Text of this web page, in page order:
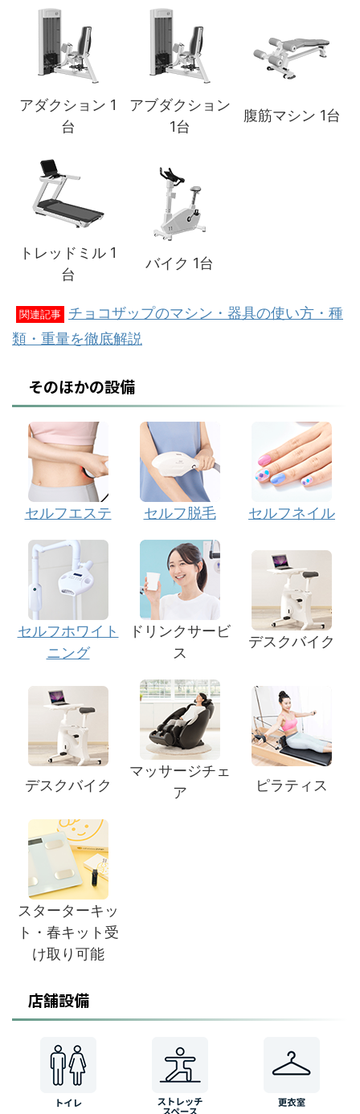
アダクション 1
台
アブダクション
1台
腹筋マシン 1台
トレッドミル 1
台
バイク 1台
関連記事
チョコザップのマシン・器具の使い方・種
類・重量を徹底解説
そのほかの設備
セルフエステ セルフ脱毛 セルフネイル
セルフホワイト
ニング
ドリンクサービ
ス
デスクバイク
デスクバイク
マッサージチェ
ア
ピラティス
スターターキッ
ト・春キット受
け取り可能
店舗設備